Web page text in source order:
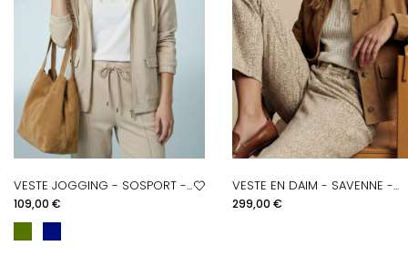
VESTE JOGGING - SOSPORT -...
Prix
109,00 €
VESTE EN DAIM - SAVENNE -...
Prix
299,00 €